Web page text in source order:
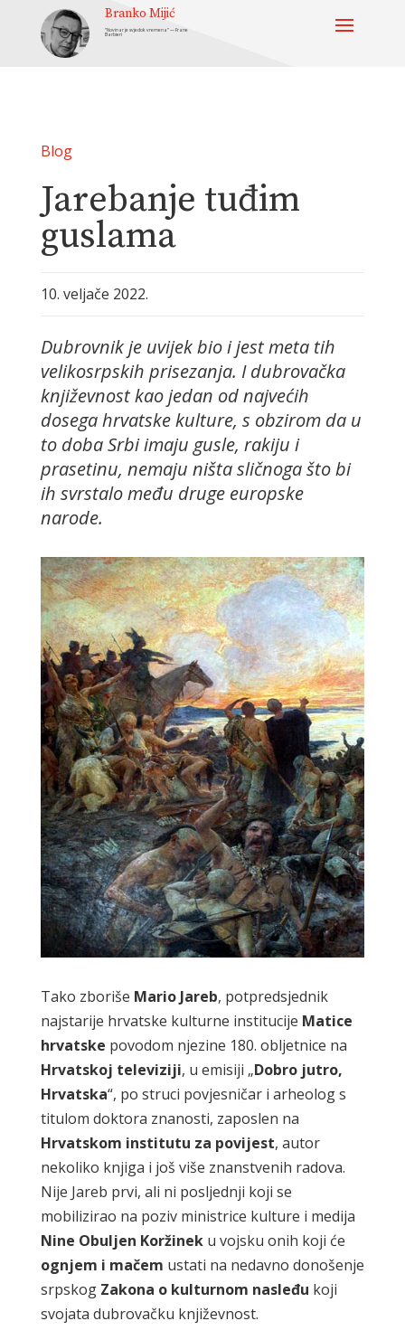
Branko Mijić
“Novinar je svjedok vremena” — Frane
Barbieri
Blog
Jarebanje tuđim
guslama
10. veljače 2022.
Dubrovnik je uvijek bio i jest meta tih
velikosrpskih prisezanja. I dubrovačka
književnost kao jedan od najvećih
dosega hrvatske kulture, s obzirom da u
to doba Srbi imaju gusle, rakiju i
prasetinu, nemaju ništa sličnoga što bi
ih svrstalo među druge europske
narode.
Tako zboriše Mario Jareb, potpredsjednik
najstarije hrvatske kulturne institucije Matice
hrvatske povodom njezine 180. obljetnice na
Hrvatskoj televiziji, u emisiji „Dobro jutro,
Hrvatska“, po struci povjesničar i arheolog s
titulom doktora znanosti, zaposlen na
Hrvatskom institutu za povijest, autor
nekoliko knjiga i još više znanstvenih radova.
Nije Jareb prvi, ali ni posljednji koji se
mobilizirao na poziv ministrice kulture i medija
Nine Obuljen Koržineku vojsku onih koji će
ognjem i mačem ustati na nedavno donošenje
srpskog Zakona o kulturnom nasleđu koji
svojata dubrovačku književnost.